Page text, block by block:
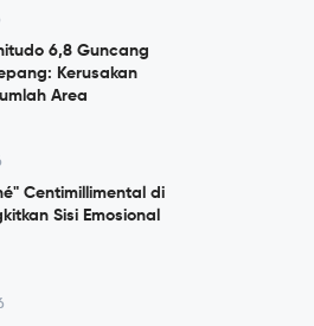
6,8 Guncang
Kerusakan
Area
Centimillimental di
Sisi Emosional